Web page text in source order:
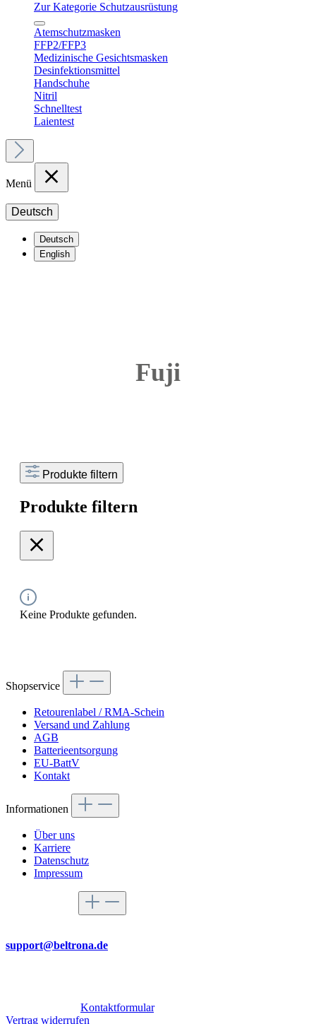
Zur Kategorie Schutzausrüstung
Atemschutzmasken
FFP2/FFP3
Medizinische Gesichtsmasken
Desinfektionsmittel
Handschuhe
Nitril
Schnelltest
Laientest
Menü
Deutsch
Deutsch
English
Fuji
Produkte filtern
Produkte filtern
Keine Produkte gefunden.
Shopservice
Retourenlabel / RMA-Schein
Versand und Zahlung
AGB
Batterieentsorgung
EU-BattV
Kontakt
Informationen
Über uns
Karriere
Datenschutz
Impressum
support@beltrona.de
Kontaktformular.
Vertrag widerrufen